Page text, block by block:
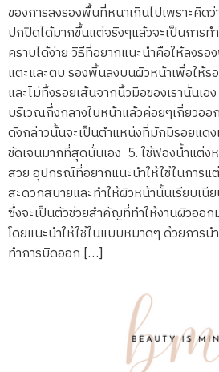
ของการลงรองพื้นที่หนาเกินไปเพราะคิด
ปกปิดได้มากขึ้นแต่จริงๆแล้วจะเป็นการ
คราบได้ง่าย วิธีที่อยากแนะนำคือให้ลงรอ
แตะและตบ รองพื้นลงบนผิวหน้าเพื่อให้
และไม่ทิ้งรอยเส้นจากนิ้วมือของเรานั่นเอ
บริเวณกึ่งกลางใบหน้าแล้วค่อยๆเกี่ยวออ
ดังกล่าวนั้นจะเป็นตำแหน่งที่มักมีรอยแด
ชัดเจนมากที่สุดนั่นเอง 5. ใช้ฟองน้ำแต่ง
สวย อุปกรณ์ที่อยากแนะนำให้ใช้ในการแ
สะดวกสบายและทำให้ผิวหน้านั้นเรียบเ
ซึ่งจะเป็นตัวช่วยสำคัญที่ทำให้งานผิวออ
โดยแนะนำให้ใช้ในแบบหมาดๆ ด้วยการน
ทำการบิดออก […]